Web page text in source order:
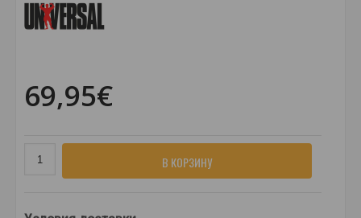
69,95€
В КОРЗИНУ